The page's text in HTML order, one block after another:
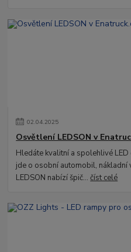
02.04.2025
Osvětlení LEDSON v
Hledáte kvalitní a spolehlivé
jde o osobní automobil, nákladní
LEDSON nabízí špič...číst celé